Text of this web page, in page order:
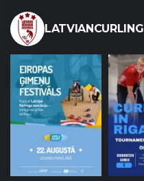
LATVIANCURLING